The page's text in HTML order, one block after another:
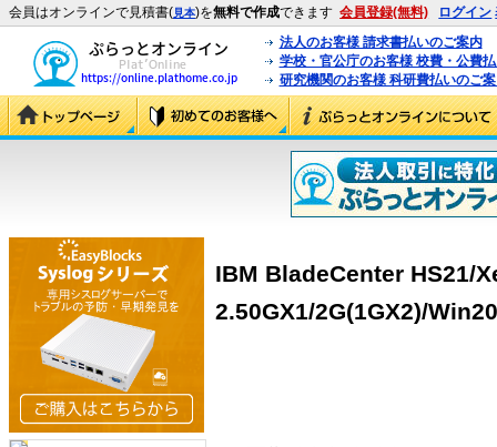
会員はオンラインで見積書(見本)を無料で作成できます 会員登録(無料) ログイン
法人のお客様 請求書払いのご案内
学校・官公庁のお客様 校費・公費
研究機関のお客様 科研費払いのご
IBM BladeCenter HS21/
2.50GX1/2G(1GX2)/